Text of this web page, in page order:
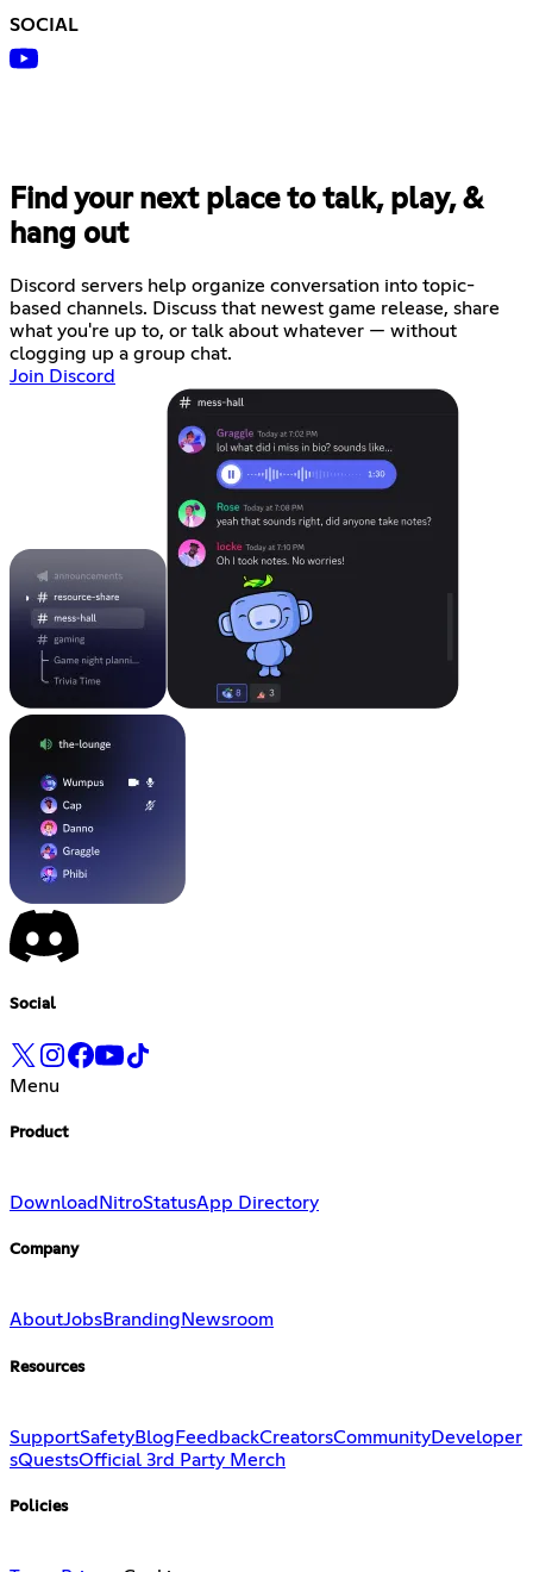
SOCIAL
Find your next place to talk, play, &
hang out
Discord servers help organize conversation into topic-
based channels. Discuss that newest game release, share
what you're up to, or talk about whatever — without
clogging up a group chat.
Join Discord
Social
Menu
Product
Download NitroStatusApp Directory
Company
AboutJobsBranding Newsroom
Resources
SupportSafetyBlog FeedbackCreatorsCommunityDeveloper
sQuestsOfficial 3rd Party Merch
Policies